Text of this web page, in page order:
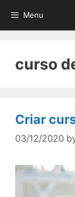
Menu
curso
Criar
03/12/2020